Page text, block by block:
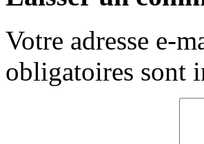
Votre adresse e-
obligatoires sont